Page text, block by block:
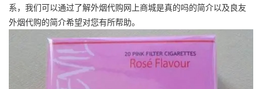
系，我们可以通过了解外烟代购网上商城是真的吗的简介以及良友
外烟代购的简介希望对您有所帮助。